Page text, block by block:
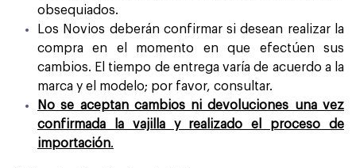
obsequiados.
Los Novios deberán confirmar si desean realizar la
compra en el momento en que efectúen sus
cambios. El tiempo de entrega varía de acuerdo a la
marca y el modelo; por favor, consultar.
No se aceptan cambios ni devoluciones una vez
confirmada la vajilla y realizado el proceso de
importación.